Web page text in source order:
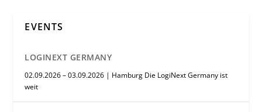
EVENTS
LOGINEXT GERMANY
02.09.2026 – 03.09.2026 | Hamburg Die LogiNext Germany ist
weit